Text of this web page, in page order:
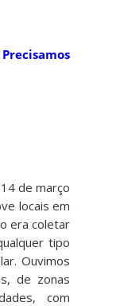
Precisamos
de março
locais em
era coletar
tipo
Ouvimos
de zonas
com